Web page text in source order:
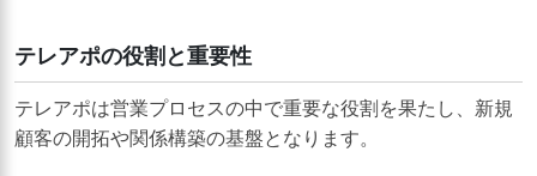
テレアポの役割と重要性
テレアポは営業プロセスの中で重要な役割を果たし、新規
顧客の開拓や関係構築の基盤となります。